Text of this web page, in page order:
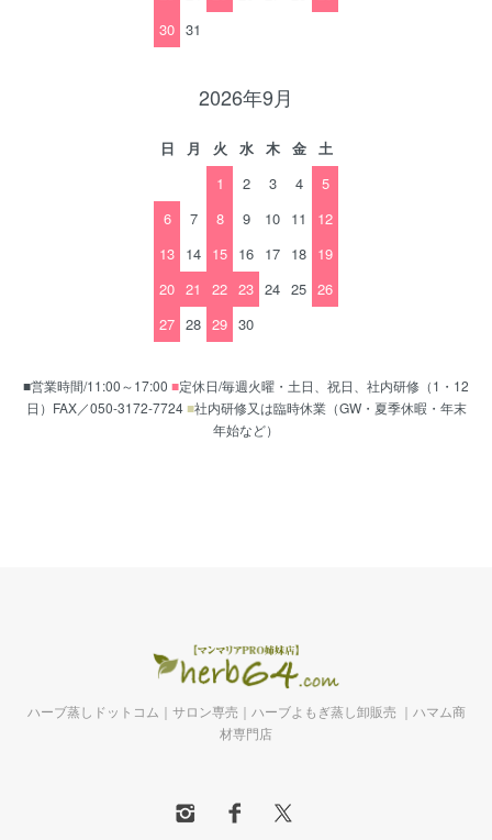
30 31
2026年9月
日 月 火 水 木 金
土
1
2 3 4
5
6
7 8 9 10 11
12
13 14 15 16 17 18 19
20 21 22 23 24 25 26
27 28 29 30
■営業時間/11:00～17:00 ■定休日/毎週火曜・土日、祝日、社内研修（1・12
日）FAX／050-3172-7724■社内研修又は臨時休業（GW・夏季休暇・年末
年始など）
ハーブ蒸しドットコム｜サロン専売｜ハーブよもぎ蒸し卸販売 ｜ハマム商
材専門店